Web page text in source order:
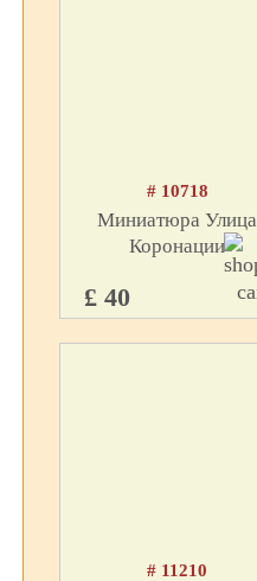
# 10718
Миниатюра Улица
Коронации
£ 40
# 11210